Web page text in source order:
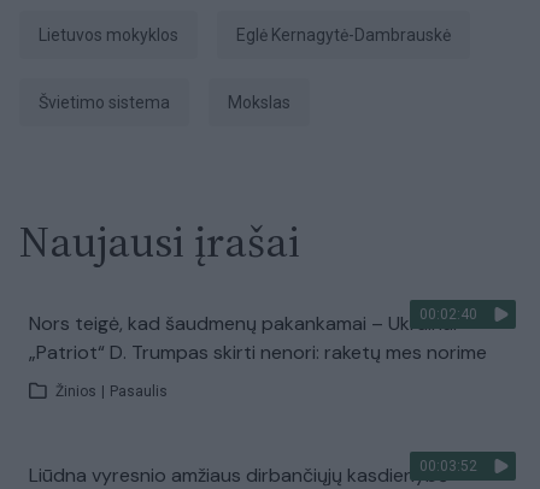
Lietuvos mokyklos Eglė Kernagytė-Dambrauskė
švietimo sistema Mokslas
Naujausi įrašai
00:02:40
Nors teigė, kad šaudmenų pakankamai – Ukrainai
„Patriot“ D. Trumpas skirti nenori: raketų mes norime
Žinios Pasaulis
00:03:52
Liūdna vyresnio amžiaus dirbančiųjų kasdienybė –